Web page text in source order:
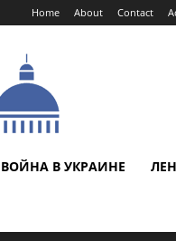
Home About Contact
ВОЙНА В УКРАИНЕ